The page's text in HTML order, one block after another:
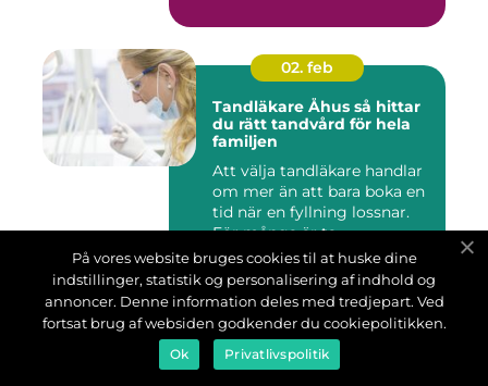
02. feb
Tandläkare Åhus så hittar
du rätt tandvård för hela
familjen
Att välja tandläkare handlar
om mer än att bara boka en
tid när en fyllning lossnar.
För många är ta...
01. feb
Hälsobutik mer än bara
kosttillskott på hyllan
På vores website bruges cookies til at huske dine
indstillinger, statistik og personalisering af indhold og
annoncer. Denne information deles med tredjepart. Ved
fortsat brug af websiden godkender du cookiepolitikken.
Ok Privatlivspolitik